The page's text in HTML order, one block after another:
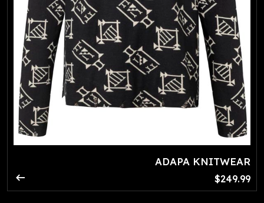
ADAPA KNITWEAR
$249.99
arrow_right_alt